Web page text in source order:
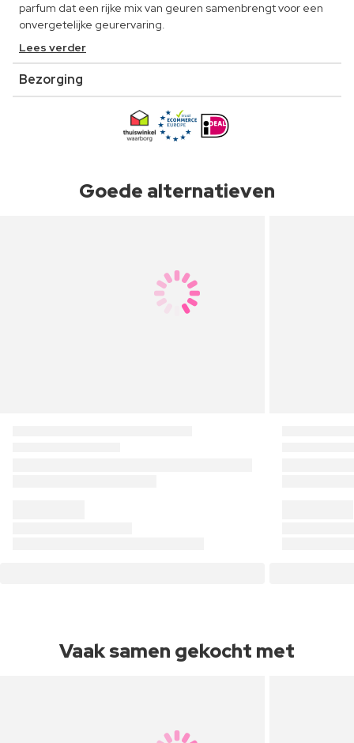
parfum dat een rijke mix van geuren samenbrengt voor een
onvergetelijke geurervaring.
Lees verder
Bezorging
Goede alternatieven
Vaak samen gekocht met